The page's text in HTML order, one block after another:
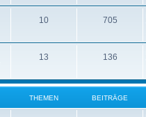
10 705
13 136
THEMEN BEITRÄGE